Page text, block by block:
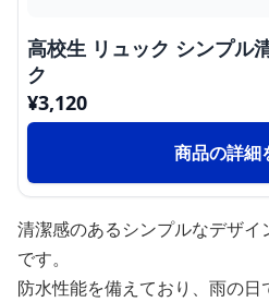
高校生 リュック シンプル
ク
¥3,120
商品の詳細
清潔感のあるシンプルなデザイ
です。
防水性能を備えており、雨の日